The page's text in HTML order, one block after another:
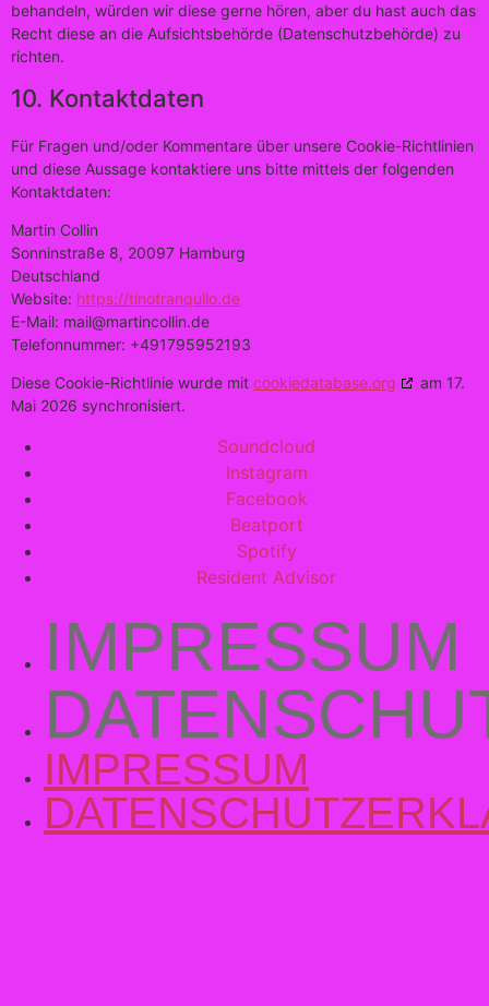
behandeln, würden wir diese gerne hören, aber du hast auch das
Recht diese an die Aufsichtsbehörde (Datenschutzbehörde) zu
richten.
10. Kontaktdaten
Für Fragen und/oder Kommentare über unsere Cookie-Richtlinien
und diese Aussage kontaktiere uns bitte mittels der folgenden
Kontaktdaten:
Martin Collin
Sonninstraße 8, 20097 Hamburg
Deutschland
Website: https://tinotranquilo.de
E-Mail: mail@martincollin.de
Telefonnummer: +491795952193
Diese Cookie-Richtlinie wurde mit cookiedatabase.org
am 17.
Mai 2026 synchronisiert.
Soundcloud
Instagram
Facebook
Beatport
Spotify
Resident Advisor
IMPRESSUM
IMPRESSUM